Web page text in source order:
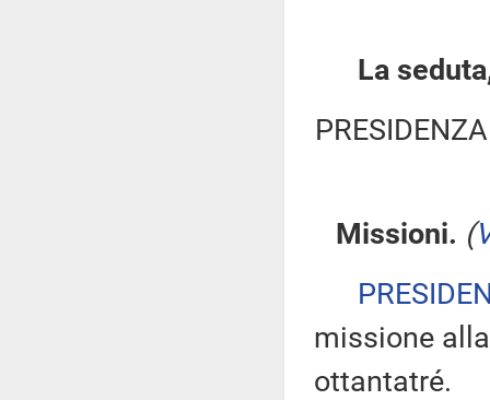
La
Missioni. (
missione
ottantatré.